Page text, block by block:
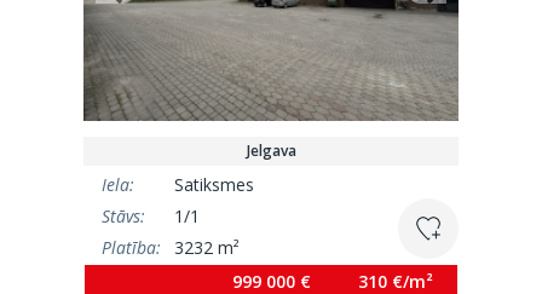
Jelgava
Iela:
Satiksmes
Stāvs:
1/1
Platība:
3232 m²
999 000 €
310 €/m²